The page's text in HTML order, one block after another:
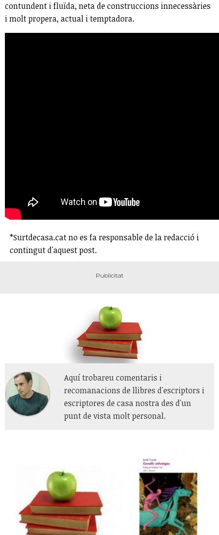
contundent i fluïda, neta de construccions innecessàries
i molt propera, actual i temptadora.
*Surtdecasa.cat no es fa responsable de la redacció i
contingut d'aquest post.
Aquí trobareu comentaris i
recomanacions de llibres d'escriptors i
escriptores de casa nostra des d'un
punt de vista molt personal.